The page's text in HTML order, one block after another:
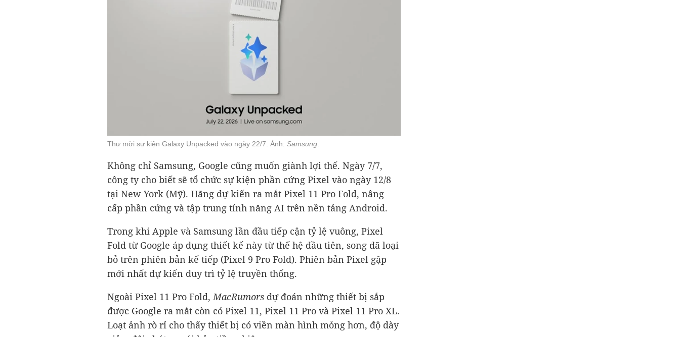
Thư mời sự kiện Galaxy Unpacked vào ngày 22/7. Ảnh: Samsung
Không chỉ Samsung, Google cũng muốn giành lợi thế. Ngày 7/7,
công ty cho biết sẽ tổ chức sự kiện phần cứng Pixel vào ngày 12/8
tại New York (Mỹ). Hãng dự kiến ra mắt Pixel 11 Pro Fold, nâng
cấp phần cứng và tập trung tính năng AI trên nền tảng Android.
Trong khi Apple và Samsung lần đầu tiếp cận tỷ lệ vuông, Pixel
Fold từ Google áp dụng thiết kế này từ thế hệ đầu tiên, song đã loại
bỏ trên phiên bản kế tiếp (Pixel 9 Pro Fold). Phiên bản Pixel gập
mới nhất dự kiến duy trì tỷ lệ truyền thống.
Ngoài Pixel 11 Pro Fold,MacRumors dự đoán những thiết bị sắp
được Google ra mắt còn có Pixel 11, Pixel 11 Pro và Pixel 11 Pro XL.
Loạt ảnh rò rỉ cho thấy thiết bị có viền màn hình mỏng hơn, độ dày